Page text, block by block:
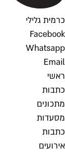
כרמית גלילי
Facebook
Whatsapp
Email
ראשי
כתבות
מתכונים
מסעדות
כתבות
אירועים